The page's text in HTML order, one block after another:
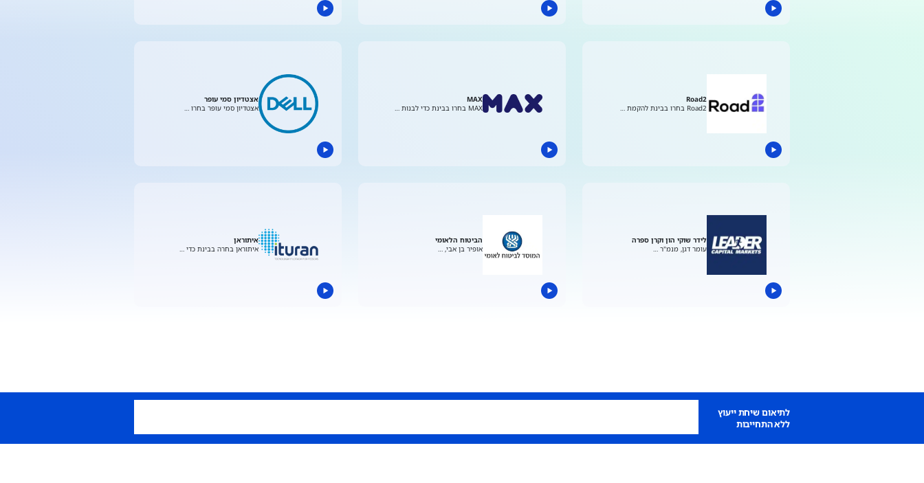
Road2
Road2 בחרו בבינת להקמת …
MAX
MAX בחרו בבינת כדי לבנות …
אצטדיון סמי עופר
אצטדיון סמי עופר בחרו …
לידר שוקי הון וקרן ספרה
עומר דגן, מנמ"ר …
הביטוח הלאומי
אופיר בן אבי, …
איתוראן
איתוראן בחרה בבינת כדי …
לתיאום שיחת ייעוץ
ללא התחייבות